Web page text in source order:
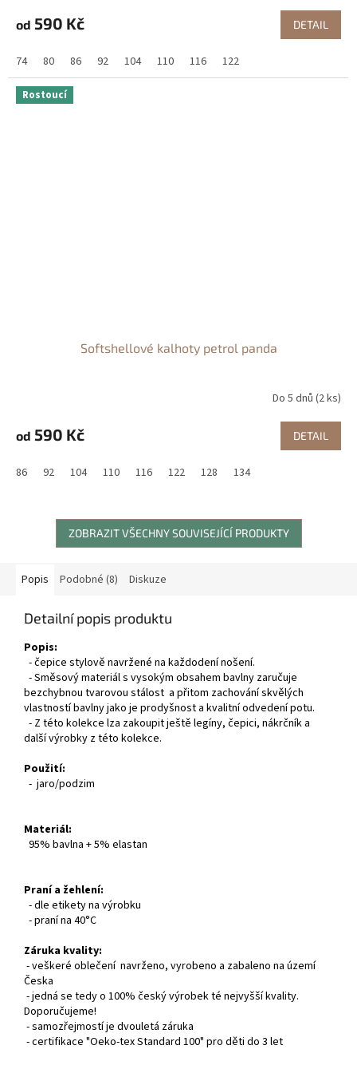
od 590 Kč DETAIL
74 80 86 92 104 110 116 122
Rostoucí
Softshellové kalhoty petrol panda
Do 5 dnů (2 ks)
od 590 Kč DETAIL
86 92 104 110 116 122 128 134
ZOBRAZIT VŠECHNY SOUVISEJÍCÍ PRODUKTY
Popis Podobné (8) Diskuze
Detailní popis produktu
Popis:
- čepice stylově navržené na každodení nošení.
- Směsový materiál s vysokým obsahem bavlny zaručuje
bezchybnou tvarovou stálost a přitom zachování skvělých
vlastností bavlny jako je prodyšnost a kvalitní odvedení potu.
- Z této kolekce lza zakoupit ještě legíny, čepici, nákrčník a
další výrobky z této kolekce.
Použití:
- jaro/podzim
Materiál:
95% bavlna + 5% elastan
Praní a žehlení:
- dle etikety na výrobku
- praní na 40°C
Záruka kvality:
- veškeré oblečení navrženo, vyrobeno a zabaleno na území
Česka
- jedná se tedy o 100% český výrobek té nejvyšší kvality.
Doporučujeme!
- samozřejmostí je dvouletá záruka
- certifikace "Oeko-tex Standard 100" pro děti do 3 let